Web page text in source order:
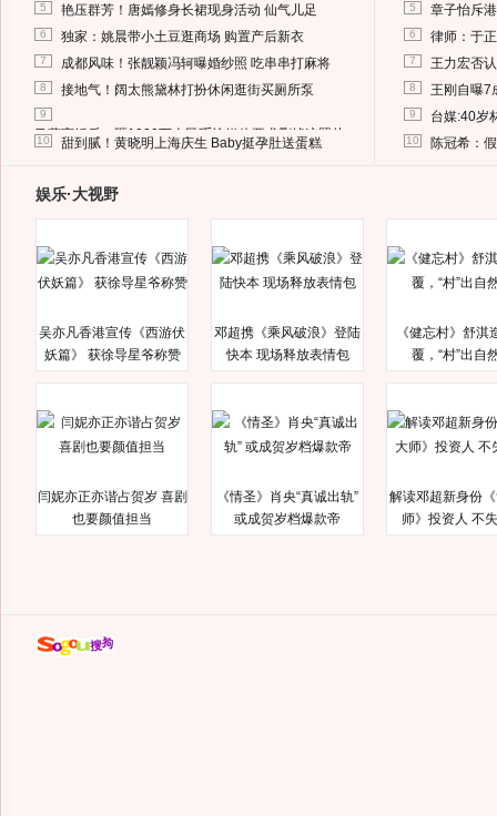
5 艳压群芳！唐嫣修身长裙现身活动 仙气儿足
6 独家：姚晨带小土豆逛商场 购置产后新衣
7 成都风味！张靓颖冯轲曝婚纱照 吃串串打麻将
8 接地气！阔太熊黛林打扮休闲逛街买厕所泵
9
马蓉离婚后，砸1000万人民币给媒体要求删掉这照片
10 甜到腻！黄晓明上海庆生 Baby挺孕肚送蛋糕
5 章子怡斥
6 律师：于
7 王力宏否
8 王刚自曝7
9 台媒:40岁
10 陈冠希：
娱乐·大视野
吴亦凡香港宣传《西游伏
妖篇》 获徐导星爷称赞
邓超携《乘风破浪》登陆
快本 现场释放表情包
《健忘村》舒淇
覆，“村”出自
闫妮亦正亦谐占贺岁 喜剧
也要颜值担当
《情圣》肖央“真诚出轨”
或成贺岁档爆款帝
解读邓超新身份
师》投资人 不